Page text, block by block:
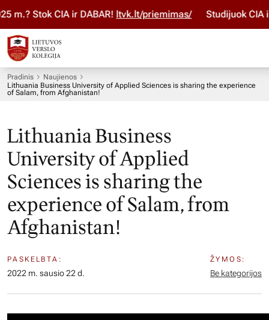
Stok ČIA ir DABAR!ltvk.lt/priemimas/ Studijuok ČIA ir
Pradinis
Naujienos
Lithuania Business University of Applied Sciences is sharing the experience
of Salam, from Afghanistan!
Lithuania Business
University of Applied
Sciences is sharing the
experience of Salam, from
Afghanistan!
PASKELBTA:
2022 m. sausio 22 d.
ŽYMOS:
Be kategorijos